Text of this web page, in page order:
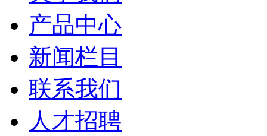
产品中心
新闻栏目
联系我们
人才招聘